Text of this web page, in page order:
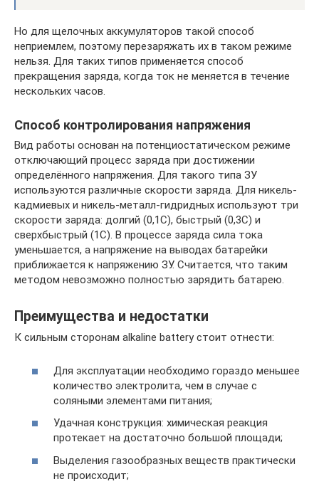
Но для щелочных аккумуляторов такой способ
неприемлем, поэтому перезаряжать их в таком режиме
нельзя. Для таких типов применяется способ
прекращения заряда, когда ток не меняется в течение
нескольких часов.
Способ контролирования напряжения
Вид работы основан на потенциостатическом режиме
отключающий процесс заряда при достижении
определённого напряжения. Для такого типа ЗУ
используются различные скорости заряда. Для никель-
кадмиевых и никель-металл-гидридных используют три
скорости заряда: долгий (0,1С), быстрый (0,3С) и
сверхбыстрый (1С). В процессе заряда сила тока
уменьшается, а напряжение на выводах батарейки
приближается к напряжению ЗУ. Считается, что таким
методом невозможно полностью зарядить батарею.
Преимущества и недостатки
К сильным сторонам alkaline battery стоит отнести:
Для эксплуатации необходимо гораздо меньшее
количество электролита, чем в случае с
соляными элементами питания;
Удачная конструкция: химическая реакция
протекает на достаточно большой площади;
Выделения газообразных веществ практически
не происходит;